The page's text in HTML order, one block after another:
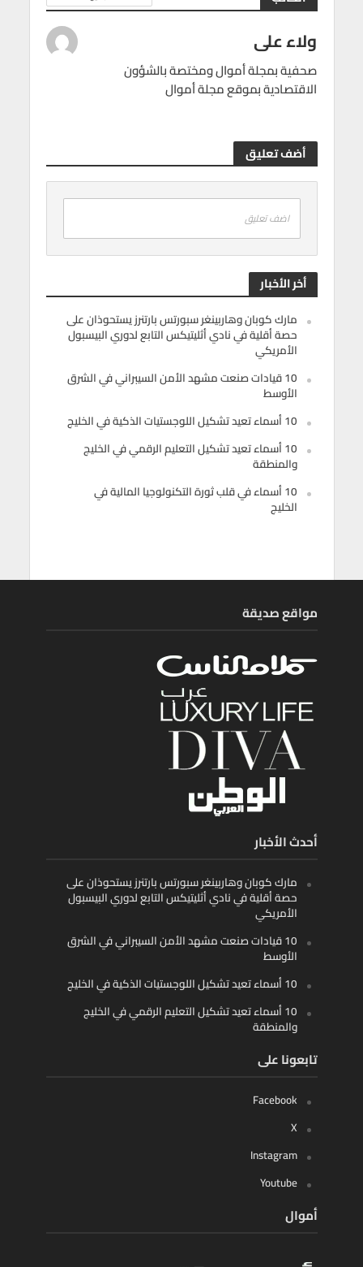
ولاء على
صحفية بمجلة أموال ومختصة بالشؤون
الاقتصادية بموقع مجلة أموال
أضف تعليق
اضف تعليق
أخر الأخبار
مارك كوبان وهاربينغر سبورتس بارتنرز يستحوذان على
حصة أقلية في نادي أثليتيكس التابع لدوري البيسبول
الأمريكي
10 قيادات صنعت مشهد الأمن السيبراني في الشرق
الأوسط
10 أسماء تعيد تشكيل اللوجستيات الذكية في الخليج
10 أسماء تعيد تشكيل التعليم الرقمي في الخليج
والمنطقة
10 أسماء في قلب ثورة التكنولوجيا المالية في
الخليج
مواقع صديقة
أحدث الأخبار
مارك كوبان وهاربينغر سبورتس بارتنرز يستحوذان على
حصة أقلية في نادي أثليتيكس التابع لدوري البيسبول
الأمريكي
10 قيادات صنعت مشهد الأمن السيبراني في الشرق
الأوسط
10 أسماء تعيد تشكيل اللوجستيات الذكية في الخليج
10 أسماء تعيد تشكيل التعليم الرقمي في الخليج
والمنطقة
تابعونا على
Facebook
X
Instagram
Youtube
أموال